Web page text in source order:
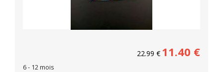
22.99 € 11.40 €
6 - 12 mois